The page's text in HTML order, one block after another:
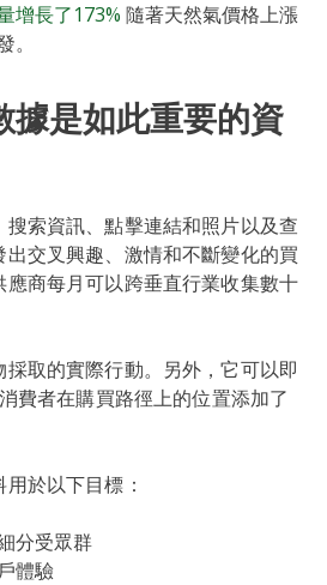
增長了173% 隨著天然氣價格上漲
。
據是如此重要的資
索資訊、點擊連結和照片以及查
交叉興趣、激情和不斷變化的買
商每月可以跨垂直行業收集數十
取的實際行動。另外，它可以即
費者在購買路徑上的位置添加了
於以下目標：
分受眾群
體驗